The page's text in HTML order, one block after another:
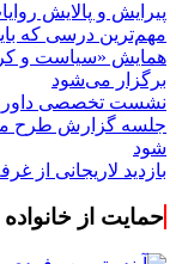
پیرایش و پالایش
مهم‌ترین درسی که
همایش «سیاست و
برگزار می‌شود
نشست تخصصی
جلسه گزارش طرح
شود
بازدید لاریجانی از
حمایت از خانواده